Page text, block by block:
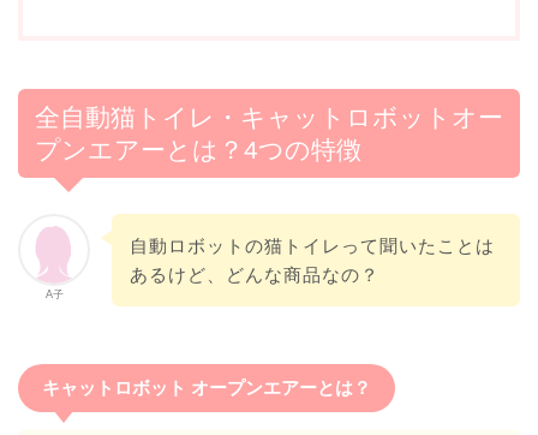
全自動猫トイレ・キャットロボットオー
プンエアーとは？4つの特徴
A子
自動ロボットの猫トイレって聞いたことは
あるけど、どんな商品なの？
キャットロボット オープンエアーとは？